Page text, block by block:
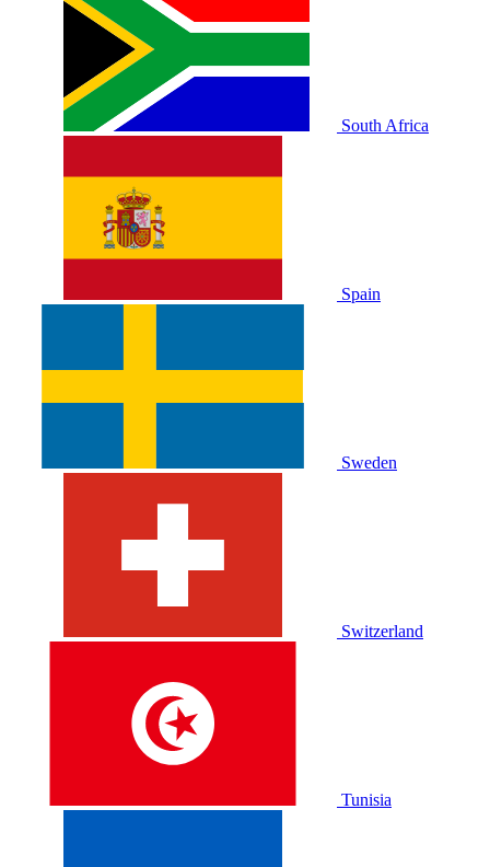
South Africa
Spain
Sweden
Switzerland
Tunisia